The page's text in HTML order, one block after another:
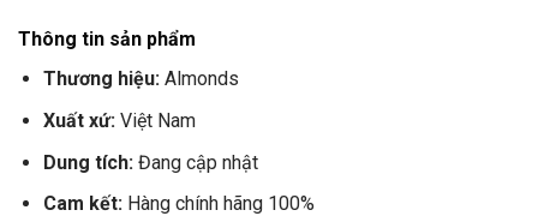
Thông tin sản phẩm
Thương hiệu:Almonds
Xuất xứ:Việt Nam
Dung tích:Đang cập nhật
Cam kết:Hàng chính hãng 100%